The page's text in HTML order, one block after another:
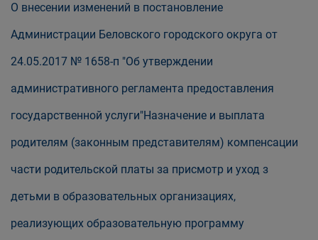
О внесении изменений в постановление
Администрации Беловского городского округа от
24.05.2017 № 1658-п "Об утверждении
административного регламента предоставления
государственной услуги"Назначение и выплата
родителям (законным представителям) компенсации
части родительской платы за присмотр и уход з
детьми в образовательных организациях,
реализующих образовательную программу